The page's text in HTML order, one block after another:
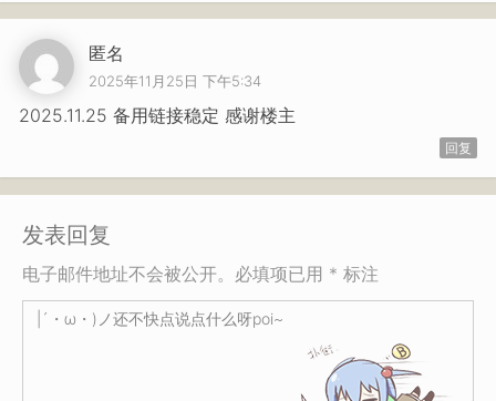
匿名
2025年11月25日 下午5:34
2025.11.25 备用链接稳定 感谢楼主
回复
发表回复
电子邮件地址不会被公开。必填项已用 * 标注